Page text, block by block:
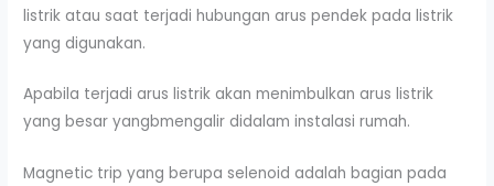
listrik atau saat terjadi hubungan arus pendek pada listrik
yang digunakan.
Apabila terjadi arus listrik akan menimbulkan arus listrik
yang besar yangbmengalir didalam instalasi rumah.
Magnetic trip yang berupa selenoid adalah bagian pada